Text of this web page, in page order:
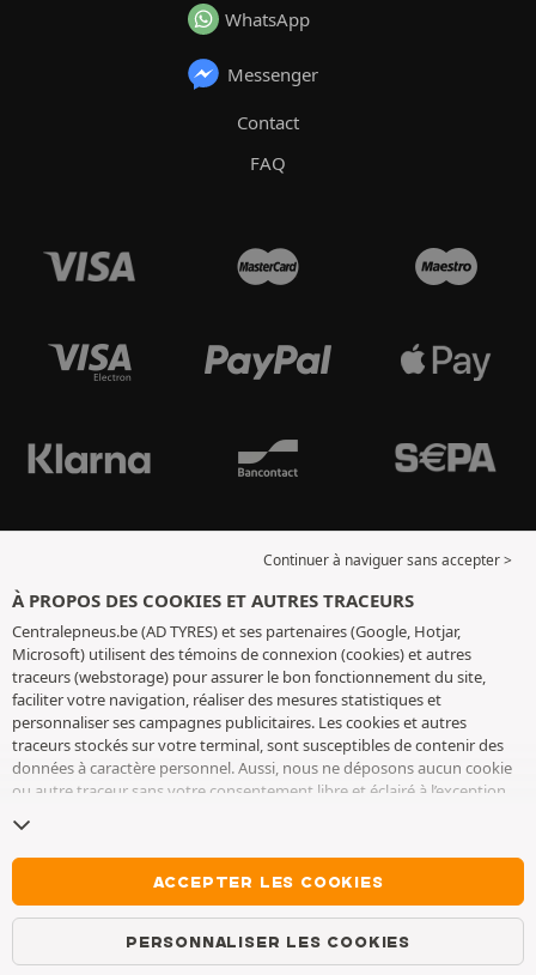
WhatsApp
Messenger
Contact
FAQ
Continuer à naviguer sans accepter >
À PROPOS DES COOKIES ET AUTRES TRACEURS
Centralepneus.be (AD TYRES) et ses partenaires (Google, Hotjar,
Microsoft) utilisent des témoins de connexion (cookies) et autres
traceurs (webstorage) pour assurer le bon fonctionnement du site,
faciliter votre navigation, réaliser des mesures statistiques et
personnaliser ses campagnes publicitaires. Les cookies et autres
traceurs stockés sur votre terminal, sont susceptibles de contenir des
données à caractère personnel. Aussi, nous ne déposons aucun cookie
ou autre traceur sans votre consentement libre et éclairé à l’exception
conservons votre choix pendant 6 mois. Vous pouvez retirer votre
consentement à tout moment en vous rendant sur lapage cookies et
. Vous pouvez choisir de continuer à naviguer sans
accepter le dépôt de cookies ou autres traceurs. Le refus ne fait pas
obstacle à l’accès aux services AD TYRES. Pour plus d’informations, nous
vous invitons à consulterla page cookies et autres traceurs
ACCEPTER LES COOKIES
PERSONNALISER LES COOKIES